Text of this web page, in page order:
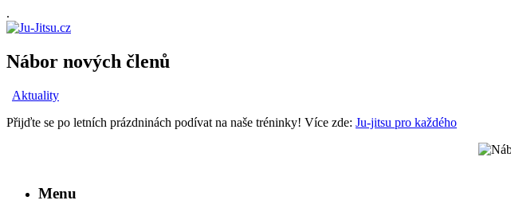
.
Nábor nových členů
Aktuality
Přijďte se po letních prázdninách podívat na naše tréninky! Více zde: Ju-jitsu pro každého
Menu